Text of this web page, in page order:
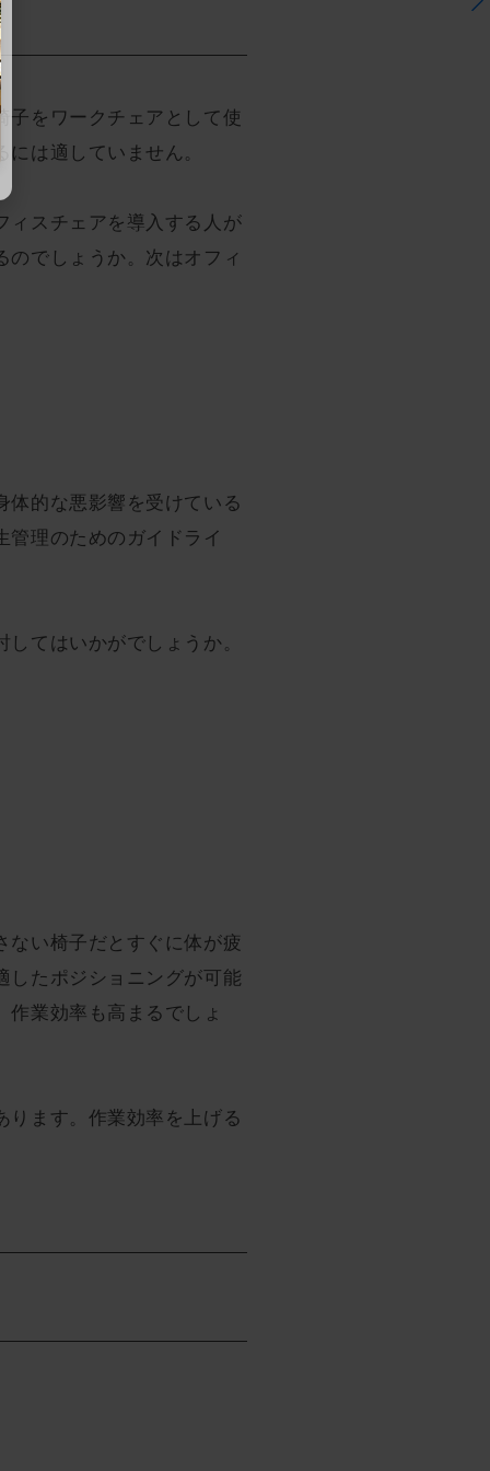
をワークチェアとして使
は適していません。
ィスチェアを導入する人が
でしょうか。次はオフィ
的な悪影響を受けている
理のためのガイドライ
てはいかがでしょうか。
い椅子だとすぐに体が疲
したポジショニングが可能
業効率も高まるでしょ
ます。作業効率を上げる